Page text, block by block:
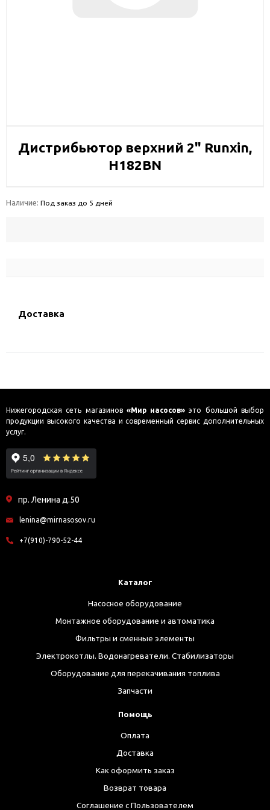
Дистрибьютор верхний 2" Runxin,
H182BN
Наличие: Под заказ до 5 дней
Доставка
Нижегородская сеть магазинов «Мир насосов» это большой выбор
продукции высокого качества и современный сервис дополнительных
услуг.
пр. Ленина д.50
lenina@mirnasosov.ru
+7(910)-790-52-44
Каталог
Насосное оборудование
Монтажное оборудование и автоматика
Фильтры и сменные элементы
Электрокотлы. Водонагреватели. Стабилизаторы
Оборудование для перекачивания топлива
Запчасти
Помощь
Оплата
Доставка
Как оформить заказ
Возврат товара
Соглашение с Пользователем